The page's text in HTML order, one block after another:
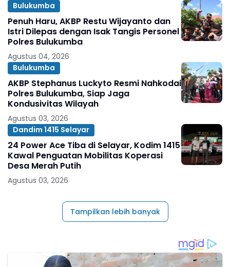
Bulukumba
Penuh Haru, AKBP Restu Wijayanto dan
Istri Dilepas dengan Isak Tangis Personel
Polres Bulukumba
Agustus 04, 2026
Bulukumba
AKBP Stephanus Luckyto Resmi Nahkodai
Polres Bulukumba, Siap Jaga
Kondusivitas Wilayah
Agustus 03, 2026
Dandim 1415 Selayar
24 Power Ace Tiba di Selayar, Kodim 1415
Kawal Penguatan Mobilitas Koperasi
Desa Merah Putih
Agustus 03, 2026
Tampilkan lebih banyak